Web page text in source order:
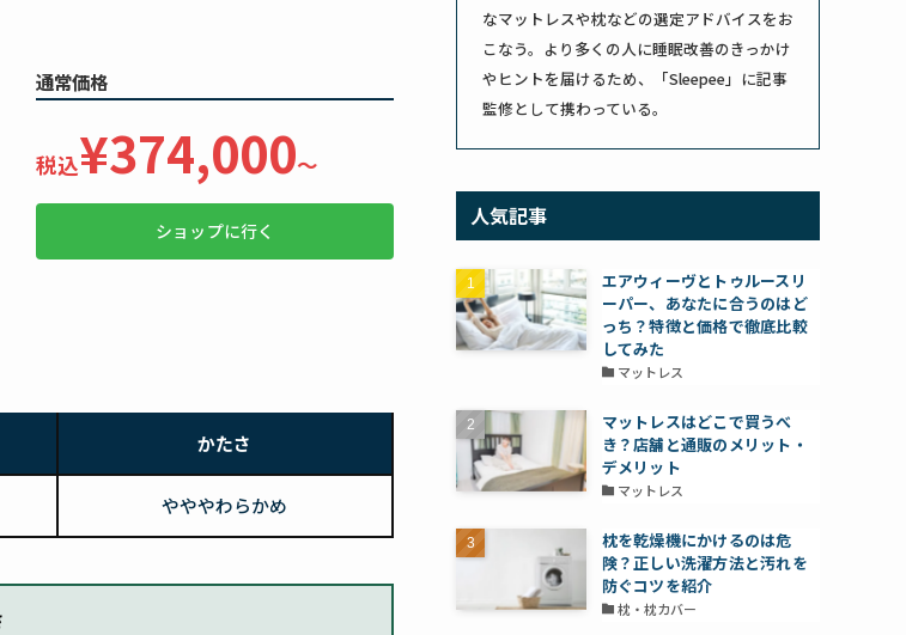
通常価格
税込¥374,000〜
ショップに行く
かたさ
やややわらかめ
なマットレスや枕などの選定アドバイスをお
こなう。より多くの人に睡眠改善のきっかけ
やヒントを届けるため、「Sleepee」に記事
監修として携わっている。
人気記事
エアウィーヴとトゥルースリ
ーパー、あなたに合うのはど
っち？特徴と価格で徹底比較
してみた
マットレス
マットレスはどこで買うべ
き？店舗と通販のメリット・
デメリット
マットレス
枕を乾燥機にかけるのは危
険？正しい洗濯方法と汚れを
防ぐコツを紹介
枕・枕カバー